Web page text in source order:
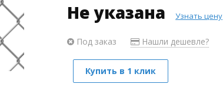
Не указана Узнать цену
Под заказ Нашли дешевле?
Купить в 1 клик